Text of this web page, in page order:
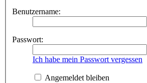
Benutzername:
Passwort:
Ich habe mein Passwort vergessen
Angemeldet bleiben